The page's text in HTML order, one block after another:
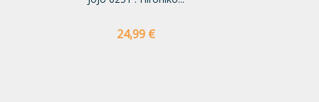
Preço
24,99 €